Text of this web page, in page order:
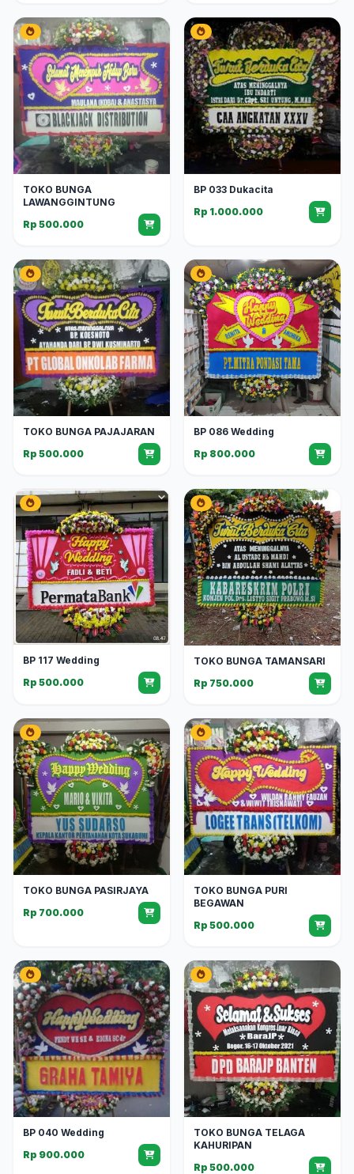
TOKO BUNGA
LAWANGGINTUNG
Rp 500.000
BP 033 Dukacita
Rp 1.000.000
TOKO BUNGA PAJAJARAN
Rp 500.000
BP 086 Wedding
Rp 800.000
BP 117 Wedding
Rp 500.000
TOKO BUNGA TAMANSARI
Rp 750.000
TOKO BUNGA PASIRJAYA
Rp 700.000
TOKO BUNGA PURI
BEGAWAN
Rp 500.000
BP 040 Wedding
Rp 900.000
TOKO BUNGA TELAGA
KAHURIPAN
Rp 500.000